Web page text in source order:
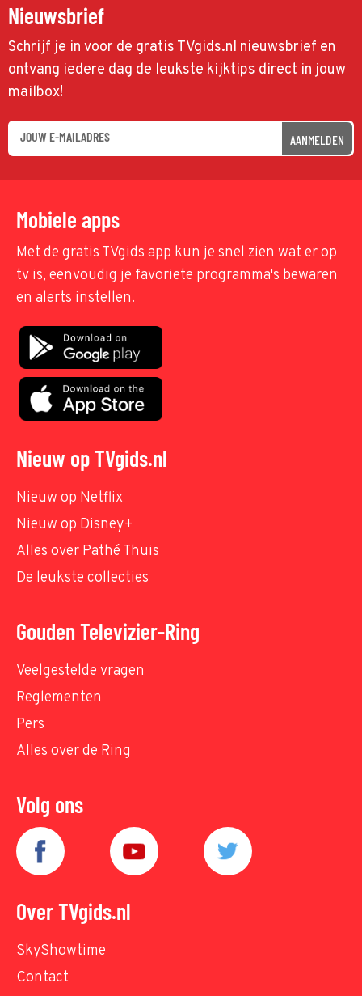
Nieuwsbrief
Schrijf je in voor de gratis TVgids.nl nieuwsbrief en
ontvang iedere dag de leukste kijktips direct in jouw
mailbox!
AANMELDEN
Mobiele apps
Met de gratis TVgids app kun je snel zien wat er op
tv is, eenvoudig je favoriete programma's bewaren
en alerts instellen.
Nieuw op TVgids.nl
Nieuw op Netflix
Nieuw op Disney+
Alles over Pathé Thuis
De leukste collecties
Gouden Televizier-Ring
Veelgestelde vragen
Reglementen
Pers
Alles over de Ring
Volg ons
Over TVgids.nl
SkyShowtime
Contact